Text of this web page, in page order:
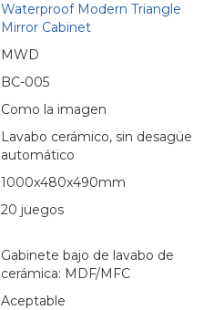
Waterproof Modern Triangle
Mirror Cabinet
MWD
BC-005
Como la imagen
Lavabo cerámico, sin desagüe
automático
1000x480x490mm
20 juegos
Gabinete bajo de lavabo de
cerámica: MDF/MFC
Aceptable